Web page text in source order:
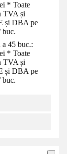
* Toate
TVA și
și DBA pe
buc.
a 45 buc.:
* Toate
TVA și
și DBA pe
buc.